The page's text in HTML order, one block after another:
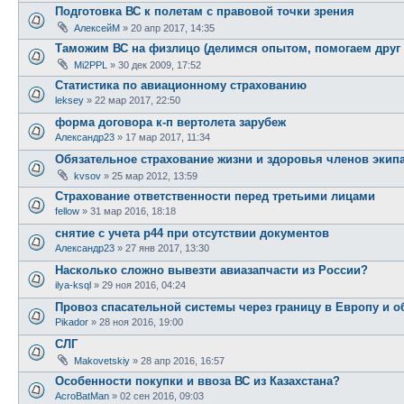
Подготовка ВС к полетам с правовой точки зрения
АлексейМ » 20 апр 2017, 14:35
Таможим ВС на физлицо (делимся опытом, помогаем друг
Mi2PPL » 30 дек 2009, 17:52
Статистика по авиационному страхованию
leksey » 22 мар 2017, 22:50
форма договора к-п вертолета зарубеж
Александр23 » 17 мар 2017, 11:34
Обязательное страхование жизни и здоровья членов
kvsov » 25 мар 2012, 13:59
Страхование ответственности перед третьими лицами
fellow » 31 мар 2016, 18:18
снятие с учета р44 при отсутствии документов
Александр23 » 27 янв 2017, 13:30
Насколько сложно вывезти авиазапчасти из России?
ilya-ksql » 29 ноя 2016, 04:24
Провоз спасательной системы через границу в Европу и
Pikador » 28 ноя 2016, 19:00
СЛГ
Makovetskiy » 28 апр 2016, 16:57
Особенности покупки и ввоза ВС из Казахстана?
AcroBatMan » 02 сен 2016, 09:03